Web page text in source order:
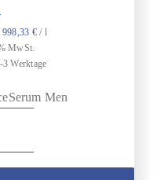
998,33 €/ l
MwSt.
3 Werktage
Men